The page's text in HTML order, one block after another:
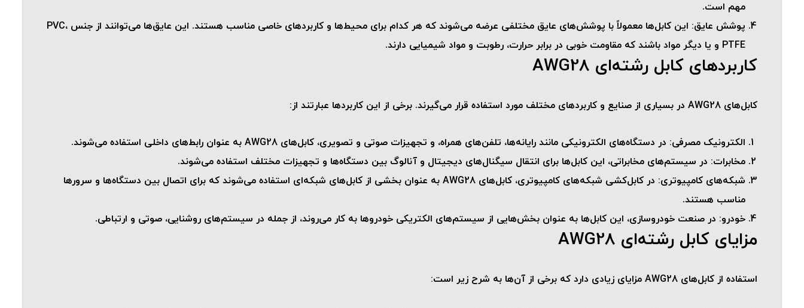
مهم است.
پوشش عایق
: این کابل‌ها معمولاً با پوشش‌های عایق مختلفی عرضه می‌شوند که هر کدام برای محیط‌ها و کاربردهای خاصی مناسب هستند. این عایق‌ها می‌توانند از جنس PVC،
PTFE و یا دیگر مواد باشند که مقاومت خوبی در برابر حرارت، رطوبت و مواد شیمیایی دارند.
کاربردهای کابل رشته‌ای AWG28
کابل‌های AWG28 در بسیاری از صنایع و کاربردهای مختلف مورد استفاده قرار می‌گیرند. برخی از این کاربردها عبارتند از:
الکترونیک مصرفی: در دستگاه‌های الکترونیکی مانند رایانه‌ها، تلفن‌های همراه، و تجهیزات صوتی و تصویری، کابل‌های AWG28 به عنوان رابط‌های داخلی استفاده می‌شوند.
مخابرات: در سیستم‌های مخابراتی، این کابل‌ها برای انتقال سیگنال‌های دیجیتال و آنالوگ بین دستگاه‌ها و تجهیزات مختلف استفاده می‌شوند.
شبکه‌های کامپیوتری
: در کابل‌کشی شبکه‌های کامپیوتری، کابل‌های AWG28 به عنوان بخشی از کابل‌های شبکه‌ای استفاده می‌شوند که برای اتصال بین دستگاه‌ها و سرورها
مناسب هستند.
خودرو: در صنعت خودروسازی، این کابل‌ها به عنوان بخش‌هایی از سیستم‌های الکتریکی خودروها به کار می‌روند، از جمله در سیستم‌های روشنایی، صوتی و ارتباطی.
مزایای کابل رشته‌ای AWG28
استفاده از کابل‌های AWG28 مزایای زیادی دارد که برخی از آن‌ها به شرح زیر است: